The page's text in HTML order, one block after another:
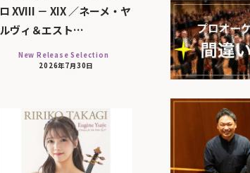
ロ XVIII － XIX ／ネーメ・ヤ
ルヴィ＆エスト…
New Release Selection
2026年7月30日